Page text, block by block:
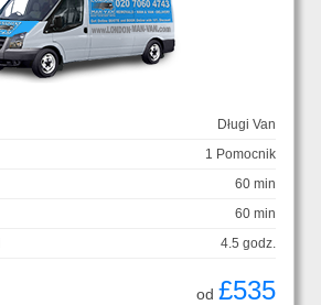
Długi Van
1 Pomocnik
60 min
60 min
4.5 godz.
od £535